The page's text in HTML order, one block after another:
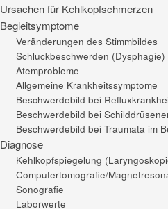
Ursachen für Kehlkopfschmerzen
Begleitsymptome
Veränderungen des Stimmbildes
Schluckbeschwerden (Dysphagie)
Atemprobleme
Allgemeine Krankheitssymptome
Beschwerdebild bei
Beschwerdebild bei
Beschwerdebild bei Traumata im
Diagnose
Kehlkopfspiegelung
Computertomografie/
Sonografie
Laborwerte